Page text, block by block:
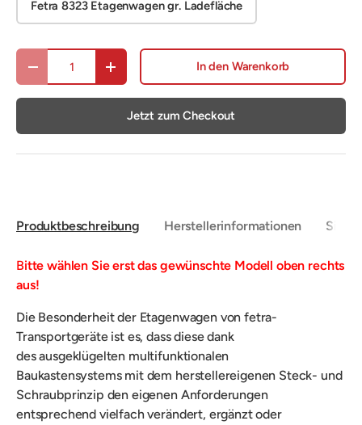
Fetra 8323 Etagenwagen gr. Ladefläche
Anzahl
Menge verringernMenge erhöhen In den Warenkorb
Jetzt zum Checkout
Produktbeschreibung Herstellerinformationen
Bitte wählen Sie erst das gewünschte Modell oben rechts
aus!
Die Besonderheit der Etagenwagen von fetra-
Transportgeräte ist es, dass diese dank
desausgeklügelten multifunktionalen
Baukastensystems mit dem herstellereigenen Steck- und
Schraubprinzip den eigenen Anforderungen
entsprechend vielfach verändert, ergänzt oder